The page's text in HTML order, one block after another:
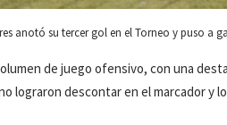
anotó su tercer gol en el Torneo y puso a
de juego ofensivo, con una
lograron descontar en el marcador y